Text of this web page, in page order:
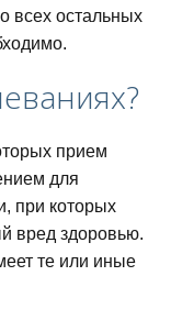
всех остальных
прием
для
при которых
вред здоровью.
те или иные